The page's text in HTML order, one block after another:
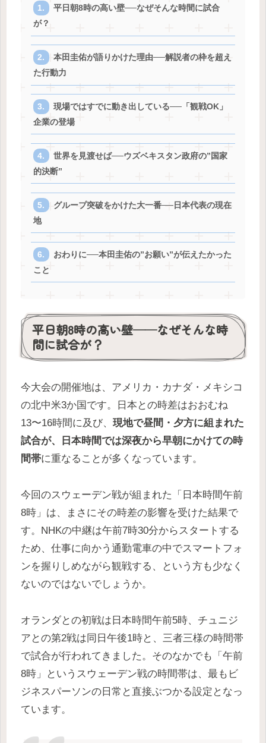
平日朝8時の高い壁──なぜそんな時間に試合
が？
本田圭佑が語りかけた理由──解説者の枠を超え
た行動力
現場ではすでに動き出している──「観戦OK」
企業の登場
世界を見渡せば──ウズベキスタン政府の”国家
的決断”
グループ突破をかけた大一番──日本代表の現在
地
おわりに──本田圭佑の”お願い”が伝えたかった
こと
平日朝8時の高い壁──なぜそんな時
間に試合が？
今大会の開催地は、アメリカ・カナダ・メキシコ
の北中米3か国です。日本との時差はおおむね
13〜16時間に及び、 現地で昼間・夕方に組まれた
試合が、日本時間では深夜から早朝にかけての時
間帯に重なることが多くなっています。
今回のスウェーデン戦が組まれた「日本時間午前
8時」は、まさにその時差の影響を受けた結果で
す。NHKの中継は午前7時30分からスタートする
ため、仕事に向かう通勤電車の中でスマートフォ
ンを握りしめながら観戦する、という方も少なく
ないのではないでしょうか。
オランダとの初戦は日本時間午前5時、チュニジ
アとの第2戦は同日午後1時と、三者三様の時間帯
で試合が行われてきました。そのなかでも「午前
8時」というスウェーデン戦の時間帯は、最もビ
ジネスパーソンの日常と直接ぶつかる設定となっ
ています。